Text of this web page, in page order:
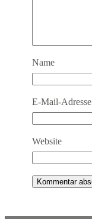
Name
E-Mail-Adresse
Website